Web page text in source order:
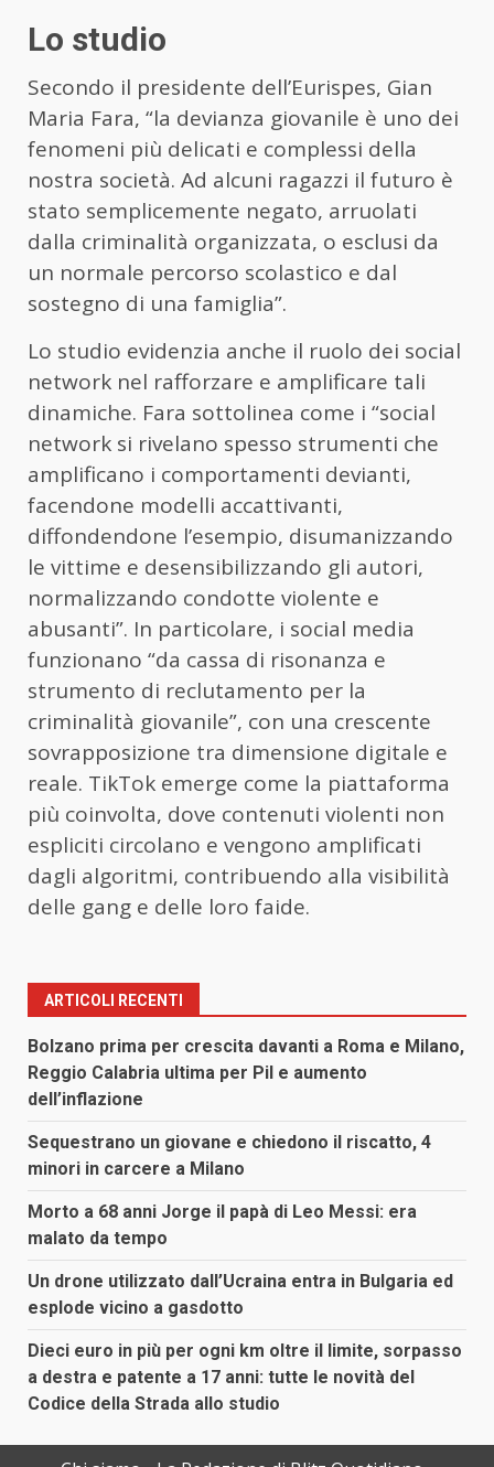
Lo studio
Secondo il presidente dell’Eurispes, Gian
Maria Fara, “la devianza giovanile è uno dei
fenomeni più delicati e complessi della
nostra società. Ad alcuni ragazzi il futuro è
stato semplicemente negato, arruolati
dalla criminalità organizzata, o esclusi da
un normale percorso scolastico e dal
sostegno di una famiglia”.
Lo studio evidenzia anche il ruolo dei social
network nel rafforzare e amplificare tali
dinamiche. Fara sottolinea come i “social
network si rivelano spesso strumenti che
amplificano i comportamenti devianti,
facendone modelli accattivanti,
diffondendone l’esempio, disumanizzando
le vittime e desensibilizzando gli autori,
normalizzando condotte violente e
abusanti”. In particolare, i social media
funzionano “da cassa di risonanza e
strumento di reclutamento per la
criminalità giovanile”, con una crescente
sovrapposizione tra dimensione digitale e
reale. TikTok emerge come la piattaforma
più coinvolta, dove contenuti violenti non
espliciti circolano e vengono amplificati
dagli algoritmi, contribuendo alla visibilità
delle gang e delle loro faide.
ARTICOLI RECENTI
Bolzano prima per crescita davanti a Roma e Milano,
Reggio Calabria ultima per Pil e aumento
dell’inflazione
Sequestrano un giovane e chiedono il riscatto, 4
minori in carcere a Milano
Morto a 68 anni Jorge il papà di Leo Messi: era
malato da tempo
Un drone utilizzato dall’Ucraina entra in Bulgaria ed
esplode vicino a gasdotto
Dieci euro in più per ogni km oltre il limite, sorpasso
a destra e patente a 17 anni: tutte le novità del
Codice della Strada allo studio